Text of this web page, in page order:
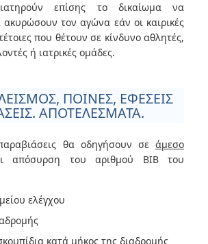
επίσης το δικαίωμα να
τον αγώνα εάν οι καιρικές
που θέτουν σε κίνδυνο αθλητές,
ή ιατρικές ομάδες.
ΠΟΙΝΕΣ, ΕΦΕΣΕΙΣ
ΑΠΟΤΕΛΕΣΜΑΤΑ.
θα οδηγήσουν σε άμεσο
απόσυρση του αριθμού BIB του
ελέγχου
κατά μήκος της διαδρομής